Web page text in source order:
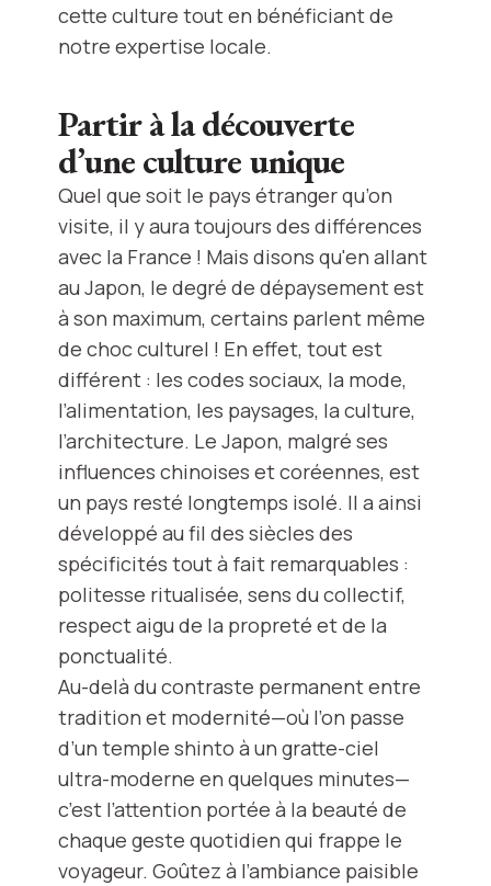
cette culture tout en bénéficiant de
notre expertise locale.
Partir à la découverte
d’une culture unique
Quel que soit le pays étranger qu’on
visite, il y aura toujours des différences
avec la France ! Mais disons qu'en allant
au Japon, le degré de dépaysement est
à son maximum, certains parlent même
de choc culturel ! En effet, tout est
différent : les codes sociaux, la mode,
l’alimentation, les paysages, la culture,
l’architecture. Le Japon, malgré ses
influences chinoises et coréennes, est
un pays resté longtemps isolé. Il a ainsi
développé au fil des siècles des
spécificités tout à fait remarquables :
politesse ritualisée, sens du collectif,
respect aigu de la propreté et de la
ponctualité.
Au-delà du contraste permanent entre
tradition et modernité—où l’on passe
d’un temple shinto à un gratte-ciel
ultra-moderne en quelques minutes—
c’est l’attention portée à la beauté de
chaque geste quotidien qui frappe le
voyageur. Goûtez à l’ambiance paisible